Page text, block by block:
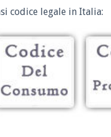
codice legale in Italia: